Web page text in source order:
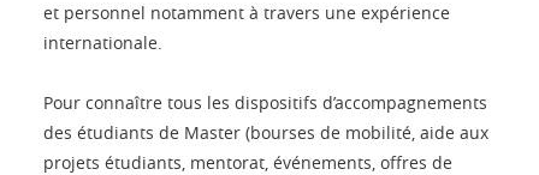
et personnel notamment à travers une expérience
internationale.
Pour connaître tous les dispositifs d’accompagnements
des étudiants de Master (bourses de mobilité, aide aux
projets étudiants, mentorat, événements, offres de